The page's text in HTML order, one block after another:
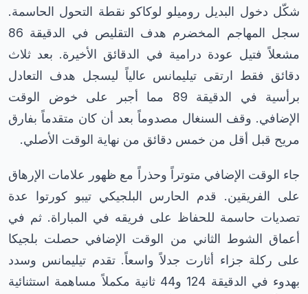
شكّل دخول البديل روميلو لوكاكو نقطة التحول الحاسمة.
سجل المهاجم المخضرم هدف التقليص في الدقيقة 86
مشعلاً فتيل عودة درامية في الدقائق الأخيرة. بعد ثلاث
دقائق فقط ارتقى تيليمانس عالياً ليسجل هدف التعادل
برأسية في الدقيقة 89 مما أجبر على خوض الوقت
الإضافي. وقف السنغال مصدوماً بعد أن كان متقدماً بفارق
مريح قبل أقل من خمس دقائق من نهاية الوقت الأصلي.
جاء الوقت الإضافي متوتراً وحذراً مع ظهور علامات الإرهاق
على الفريقين. قدم الحارس البلجيكي تيبو كورتوا عدة
تصديات حاسمة للحفاظ على فريقه في المباراة. ثم في
أعماق الشوط الثاني من الوقت الإضافي حصلت بلجيكا
على ركلة جزاء أثارت جدلاً واسعاً. تقدم تيليمانس وسدد
بهدوء في الدقيقة 124 و44 ثانية مكملاً مساهمة استثنائية